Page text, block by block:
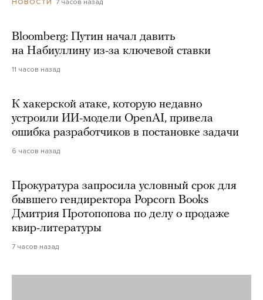
НОВОСТИ 7 часов назад
Bloomberg: Путин начал давить
на Набиуллину из-за ключевой ставки
11 часов назад
К хакерской атаке, которую недавно
устроили ИИ-модели OpenAI, привела
ошибка разработчиков в постановке задачи
6 часов назад
Прокуратура запросила условный срок для
бывшего гендиректора Popcorn Books
Дмитрия Протопопова по делу о продаже
квир-литературы
7 часов назад